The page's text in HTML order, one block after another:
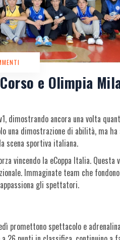
e Olimpia
dimostrando ancora una volta
una dimostrazione di abilità, ma ha
scena sportiva italiana.
vincendo la eCoppa Italia.
Immaginate team che
gli spettatori.
promettono spettacolo e